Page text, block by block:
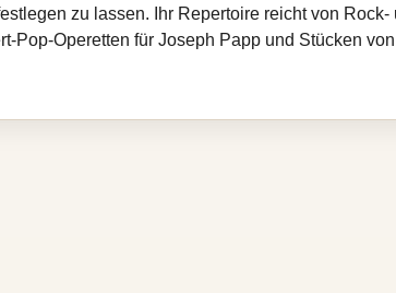
zu lassen. Ihr Repertoire reicht von
Pop-Operetten für Joseph Papp und Stücken